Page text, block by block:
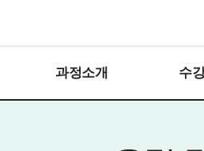
과정소개 수